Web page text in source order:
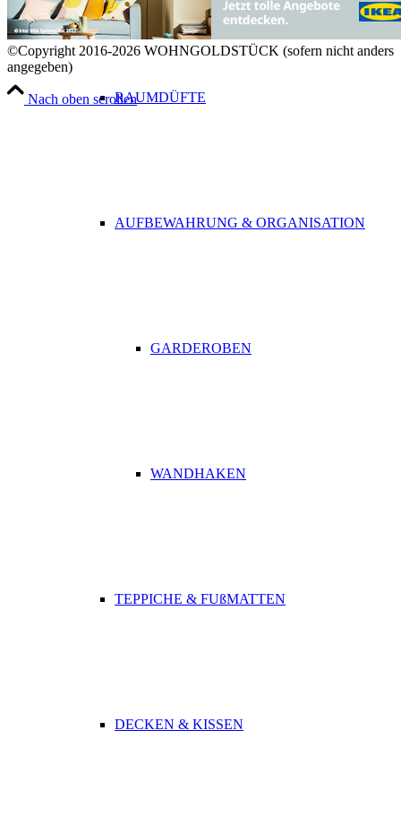
RAUMDÜFTE
AUFBEWAHRUNG & ORGANISATION
GARDEROBEN
WANDHAKEN
TEPPICHE & FUßMATTEN
DECKEN & KISSEN
©Copyright 2016-2026 WOHNGOLDSTÜCK (sofern nicht anders
angegeben)
Nach oben scrollen